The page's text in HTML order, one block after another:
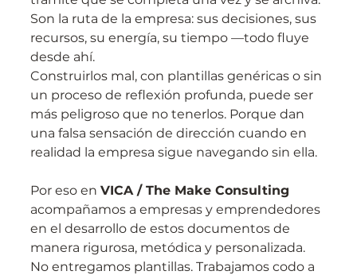
Son la ruta de la empresa: sus decisiones, sus
recursos, su energía, su tiempo —todo fluye
desde ahí.
Construirlos mal, con plantillas genéricas o sin
un proceso de reflexión profunda, puede ser
más peligroso que no tenerlos. Porque dan
una falsa sensación de dirección cuando en
realidad la empresa sigue navegando sin ella.
Por eso en VICA / The Make Consulting
acompañamos a empresas y emprendedores
en el desarrollo de estos documentos de
manera rigurosa, metódica y personalizada.
No entregamos plantillas. Trabajamos codo a